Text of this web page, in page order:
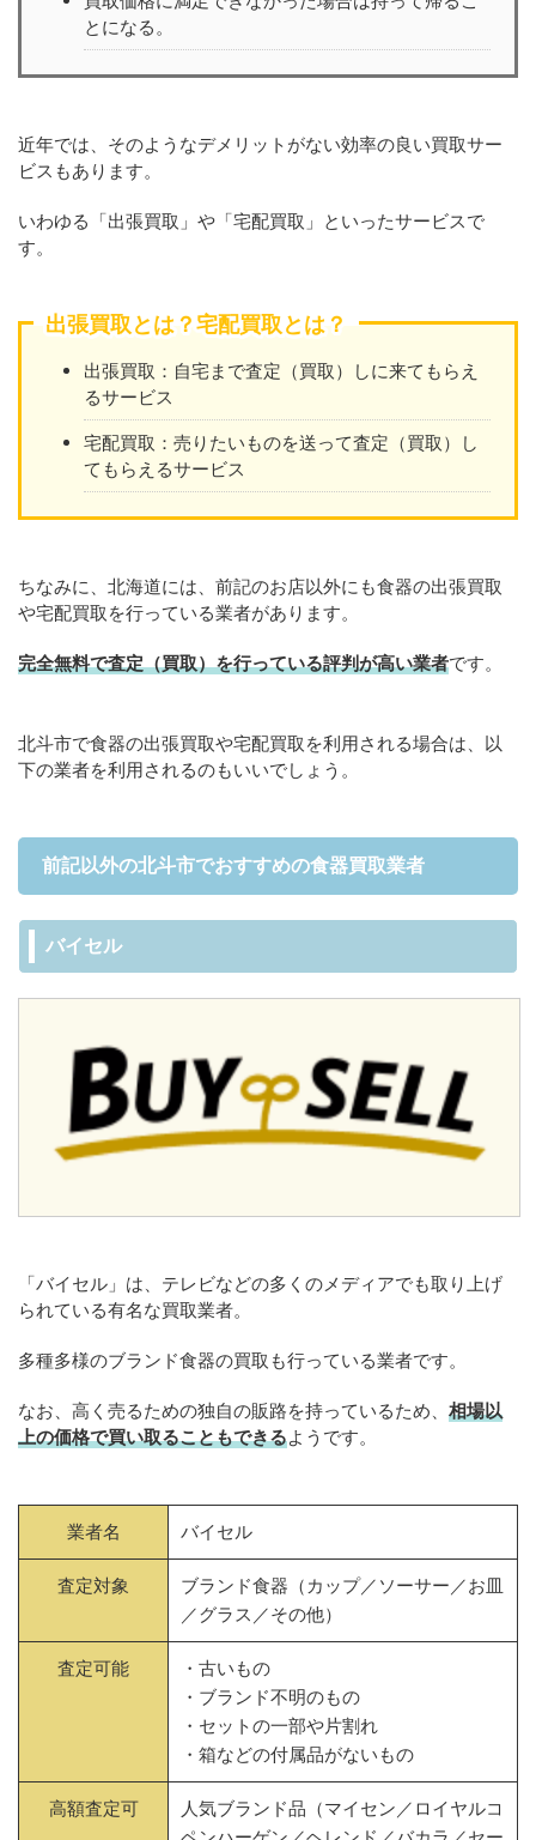
とになる。
近年では、そのようなデメリットがない効率の良い買取サー
ビスもあります。
いわゆる「出張買取」や「宅配買取」といったサービスで
す。
出張買取とは？宅配買取とは？
出張買取：自宅まで査定（買取）しに来てもらえ
るサービス
宅配買取：売りたいものを送って査定（買取）し
てもらえるサービス
ちなみに、北海道には、前記のお店以外にも食器の出張買取
や宅配買取を行っている業者があります。
完全無料で査定（買取）を行っている評判が高い業者です。
北斗市で食器の出張買取や宅配買取を利用される場合は、以
下の業者を利用されるのもいいでしょう。
前記以外の北斗市でおすすめの食器買取業者
バイセル
「バイセル」は、テレビなどの多くのメディアでも取り上げ
られている有名な買取業者。
多種多様のブランド食器の買取も行っている業者です。
なお、高く売るための独自の販路を持っているため、 相場以
上の価格で買い取ることもできるようです。
業者名 バイセル
査定対象
ブランド食器（カップ／ソーサー／お皿
／グラス／その他）
査定可能
・古いもの
・ブランド不明のもの
・セットの一部や片割れ
・箱などの付属品がないもの
高額査定可
人気ブランド品（マイセン／ロイヤルコ